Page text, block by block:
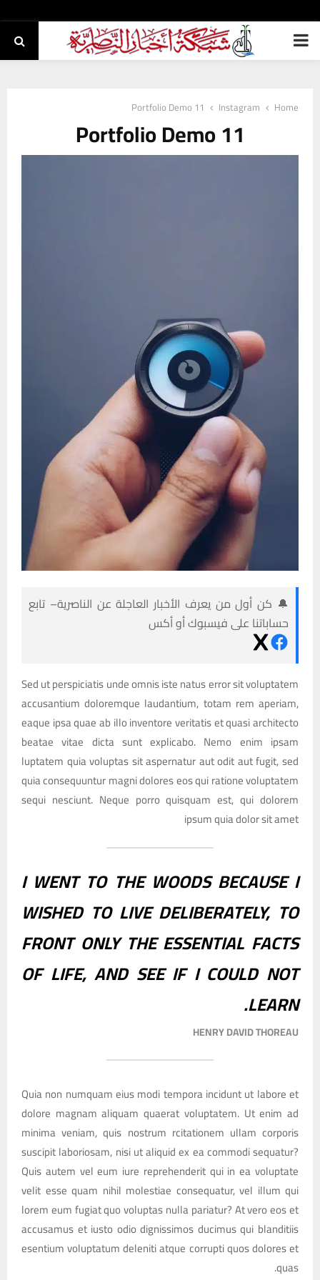
PRIMARY
Home
Instagram
Portfolio Demo 11
Portfolio Demo 11
🔔 كن أول من يعرف الأخبار العاجلة عن الناصرية– تابع
حساباتنا على فيسبوك أو أكس
Sed ut perspiciatis unde omnis iste natus error sit voluptatem
accusantium doloremque laudantium, totam rem aperiam,
eaque ipsa quae ab illo inventore veritatis et quasi architecto
beatae vitae dicta sunt explicabo. Nemo enim ipsam
luptatem quia voluptas sit aspernatur aut odit aut fugit, sed
quia consequuntur magni dolores eos qui ratione voluptatem
sequi nesciunt. Neque porro quisquam est, qui dolorem
ipsum quia dolor sit amet
I WENT TO THE WOODS BECAUSE I
WISHED TO LIVE DELIBERATELY, TO
FRONT ONLY THE ESSENTIAL FACTS
OF LIFE, AND SEE IF I COULD NOT
LEARN.
HENRY DAVID THOREAU
Quia non numquam eius modi tempora incidunt ut labore et
dolore magnam aliquam quaerat voluptatem. Ut enim ad
minima veniam, quis nostrum rcitationem ullam corporis
suscipit laboriosam, nisi ut aliquid ex ea commodi sequatur?
Quis autem vel eum iure reprehenderit qui in ea voluptate
velit esse quam nihil molestiae consequatur, vel illum qui
lorem eum fugiat quo voluptas nulla pariatur? At vero eos et
accusamus et iusto odio dignissimos ducimus qui blanditiis
esentium voluptatum deleniti atque corrupti quos dolores et
quas.